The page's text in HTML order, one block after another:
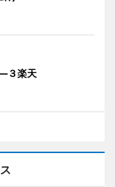
３楽天